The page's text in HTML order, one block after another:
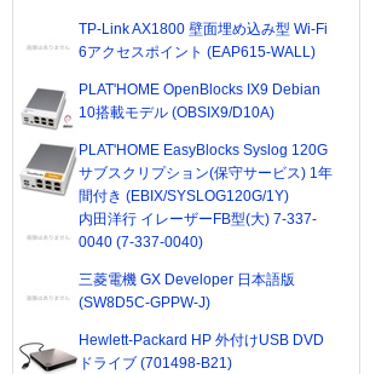
TP-Link AX1800 壁面埋め込み型 Wi-Fi
6アクセスポイント (EAP615-WALL)
PLAT'HOME OpenBlocks IX9 Debian
10搭載モデル (OBSIX9/D10A)
PLAT'HOME EasyBlocks Syslog 120G
サブスクリプション(保守サービス) 1年
間付き (EBIX/SYSLOG120G/1Y)
内田洋行 イレーザーFB型(大) 7-337-
0040 (7-337-0040)
三菱電機 GX Developer 日本語版
(SW8D5C-GPPW-J)
Hewlett-Packard HP 外付けUSB DVD
ドライブ (701498-B21)